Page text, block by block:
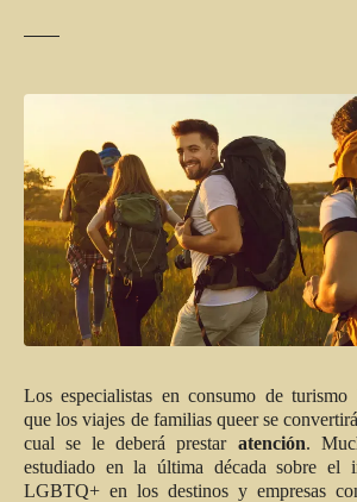
Los especialistas en consumo de
que los viajes de familias queer se
cual se le deberá prestar atención.
estudiado en la última década sobre el
LGBTQ+ en los destinos y empresas